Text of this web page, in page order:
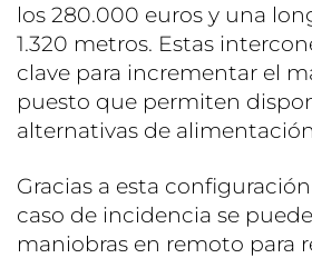
los 280.000 euros y una
1.320 metros. Estas
clave para incrementar el
puesto que permiten
alternativas de
Gracias a esta
caso de incidencia se
maniobras en remoto para